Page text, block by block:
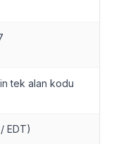
tek alan kodu
EDT)